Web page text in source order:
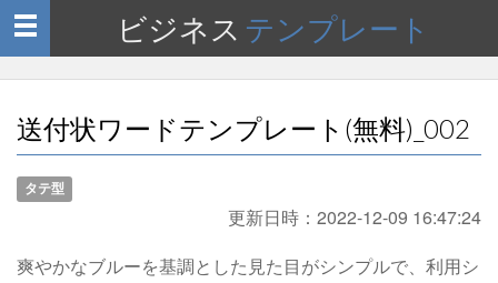
Toggle
navigation
ビジネス テンプレート
送付状ワードテンプレート(無料)_002
タテ型
更新日時： 2022-12-09 16:47:24
爽やかなブルーを基調とした見た目がシンプルで、利用シ